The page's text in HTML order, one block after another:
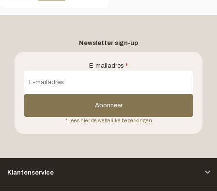
Newsletter sign-up
E-mailadres *
Abonneer
* Lees hier de wettelijke beperkingen
Klantenservice